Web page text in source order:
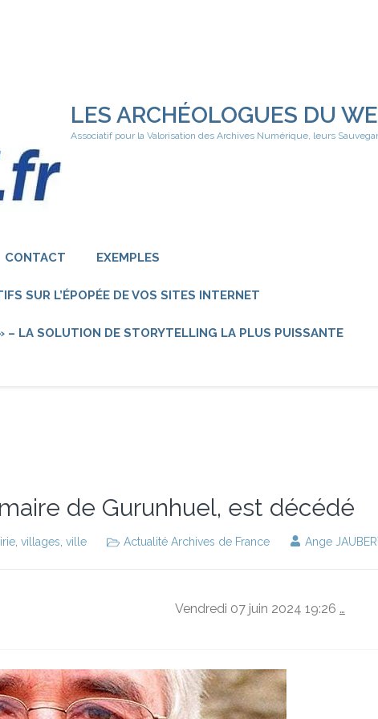
LES ARCHÉOLOGUES DU
Associatif pour la Valorisation des Archives Numérique, leurs
CONTACT EXEMPLES
SUR L’ÉPOPÉE DE VOS SITES INTERNET
– LA SOLUTION DE STORYTELLING LA PLUS PUISSANTE
de Gurunhuel, est décédé
villages ville Actualité Archives de France Ange
Vendredi 07 juin 2024 19:26 …